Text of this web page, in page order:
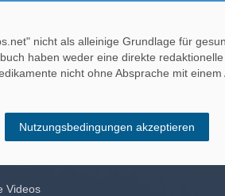
nicht als alleinige Grundlage für
haben weder eine direkte
nicht ohne Absprache mit einem
Videos